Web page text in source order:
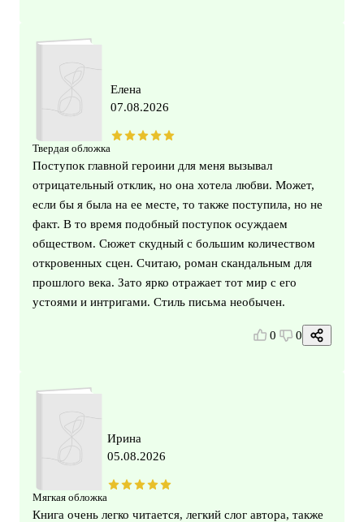
Твердая обложка
Елена
07.08.2026
Поступок главной героини для меня вызывал
отрицательный отклик, но она хотела любви. Может,
если бы я была на ее месте, то также поступила, но не
факт. В то время подобный поступок осуждаем
обществом. Сюжет скудный с большим количеством
откровенных сцен. Считаю, роман скандальным для
прошлого века. Зато ярко отражает тот мир с его
устоями и интригами. Стиль письма необычен.
0 0
Мягкая обложка
Ирина
05.08.2026
Книга очень легко читается, легкий слог автора, также